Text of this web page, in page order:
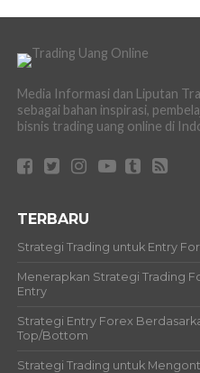
Media Informasi dan Liputan
sebagai bahan inspirasi,
bisnis trading uang online di
TERBARU
Strategi Trading untuk Entry
Menerapkan Strategi Trading
Entry
Strategi Entry Forex
Top/Bottom
Strategi Trading untuk